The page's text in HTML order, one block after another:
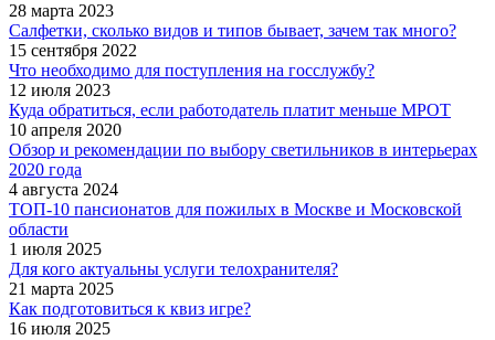
28 марта 2023
Салфетки, сколько видов и типов бывает, зачем так много?
15 сентября 2022
Что необходимо для поступления на госслужбу?
12 июля 2023
Куда обратиться, если работодатель платит меньше МРОТ
10 апреля 2020
Обзор и рекомендации по выбору светильников в интерьерах
2020 года
4 августа 2024
ТОП-10 пансионатов для пожилых в Москве и Московской
области
1 июля 2025
Для кого актуальны услуги телохранителя?
21 марта 2025
Как подготовиться к квиз игре?
16 июля 2025